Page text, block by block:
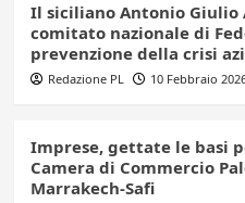
Il siciliano Antonio Giulio
comitato nazionale di
prevenzione della crisi
Redazione PL 10 Febbraio
Imprese, gettate le basi
Camera di Commercio
Marrakech-Safi